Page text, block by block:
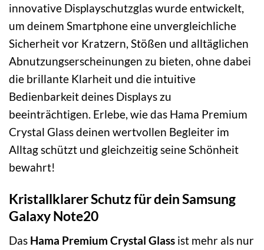
innovative Displayschutzglas wurde entwickelt,
um deinem Smartphone eine unvergleichliche
Sicherheit vor Kratzern, Stößen und alltäglichen
Abnutzungserscheinungen zu bieten, ohne dabei
die brillante Klarheit und die intuitive
Bedienbarkeit deines Displays zu
beeinträchtigen. Erlebe, wie das Hama Premium
Crystal Glass deinen wertvollen Begleiter im
Alltag schützt und gleichzeitig seine Schönheit
bewahrt!
Kristallklarer Schutz für dein Samsung
Galaxy Note20
Das Hama Premium Crystal Glass ist mehr als nur